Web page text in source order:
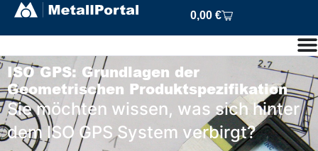
0,00 €
ISO GPS: Grundlagen der
Geometrischen Produktspezifikation
Sie möchten wissen, was sich hinter
dem ISO GPS System verbirgt?